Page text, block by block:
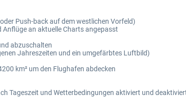
Push-back auf dem westlichen Vorfeld)
Anflüge an aktuelle Charts angepasst
abzuschalten
Jahreszeiten und ein umgefärbtes Luftbild)
km² um den Flughafen abdecken
Tageszeit und Wetterbedingungen aktiviert und